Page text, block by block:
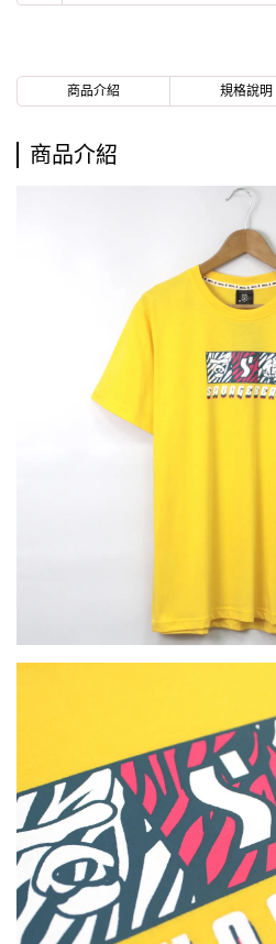
商品介紹 規格說明
商品介紹